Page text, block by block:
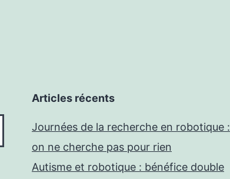
Articles récents
Journées de la recherche en robotique :
on ne cherche pas pour rien
Autisme et robotique : bénéfice double